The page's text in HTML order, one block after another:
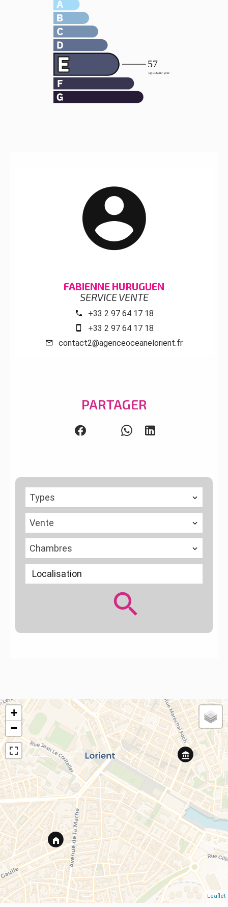
FABIENNE HURUGUEN
SERVICE VENTE
+33 2 97 64 17 18
+33 2 97 64 17 18
contact2@agenceoceanelorient.fr
PARTAGER
Types
Vente
Chambres
Localisation
+
−
Leaflet